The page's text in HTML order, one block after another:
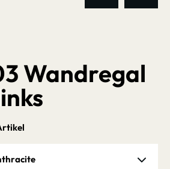
Wandregal